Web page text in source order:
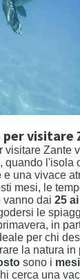
visitare
visitare Zante
, quando l'isola
e una vivace
mesi, le
vanno dai 25
le
in
per chi
la natura in
sono i
cerca una